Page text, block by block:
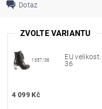
Dotaz
ZVOLTE VARIANTU
1657/36
EU velikost:
36
4 099 Kč